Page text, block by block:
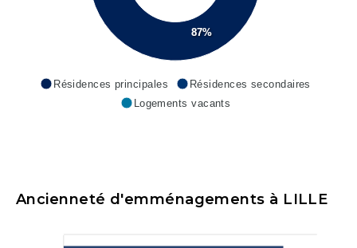
87%
Résidences principales
Résidences secondaires
Logements vacants
Ancienneté d'emménagements à LILLE